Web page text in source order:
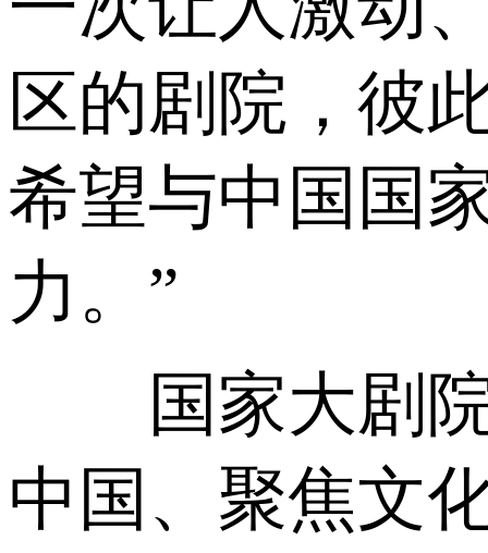
区的剧院，彼
希望与中国国
力。”
国家大剧院
中国、聚焦文